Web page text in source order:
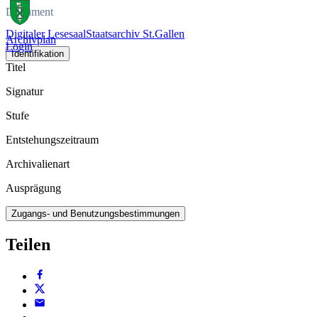
Digitaler LesesaalStaatsarchiv St.Gallen
Login
Dokument
Archivplan
Identifikation
Titel
Signatur
Stufe
Entstehungszeitraum
Archivalienart
Ausprägung
Zugangs- und Benutzungsbestimmungen
Teilen